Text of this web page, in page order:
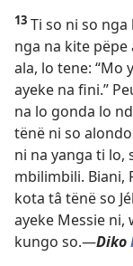
13 Ti so ni so
nga na kite
ala, lo tene: “Mo
ayeke na fini.”
na lo gonda lo
tënë ni so
ni na yanga ti lo,
mbilimbili. Biani,
kota tâ tënë so
ayeke Messie ni,
kungo so.—Diko